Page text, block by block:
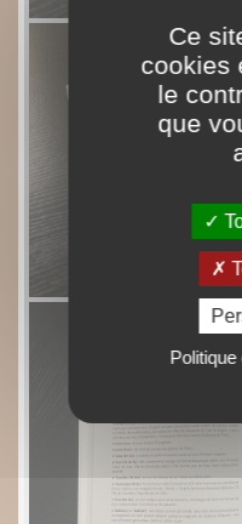
Ce
cookies
le
que
Politique